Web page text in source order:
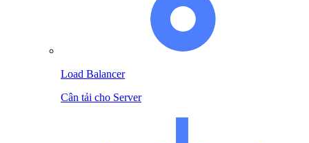
Load Balancer
Cân tải cho Server